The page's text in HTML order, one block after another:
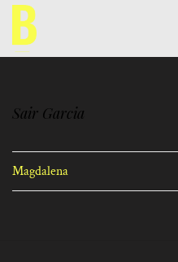
Saltar
contenido
Sair Garcia
Magdalena